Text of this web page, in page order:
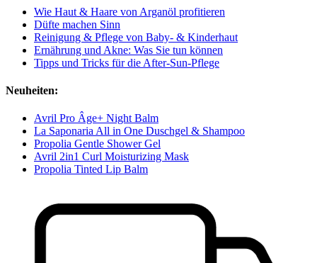
Wie Haut & Haare von Arganöl profitieren
Düfte machen Sinn
Reinigung & Pflege von Baby- & Kinderhaut
Ernährung und Akne: Was Sie tun können
Tipps und Tricks für die After-Sun-Pflege
Neuheiten:
Avril Pro Âge+ Night Balm
La Saponaria All in One Duschgel & Shampoo
Propolia Gentle Shower Gel
Avril 2in1 Curl Moisturizing Mask
Propolia Tinted Lip Balm